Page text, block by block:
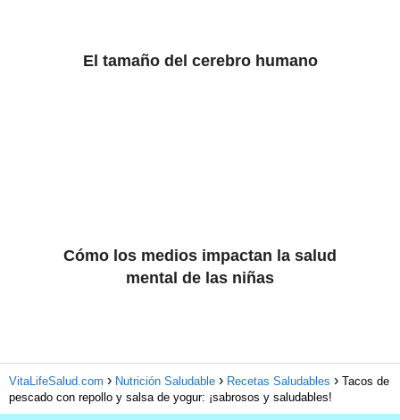
El tamaño del cerebro humano
Cómo los medios impactan la salud
mental de las niñas
VitaLifeSalud.com Nutrición Saludable Recetas Saludables
Tacos de
pescado con repollo y salsa de yogur: ¡sabrosos y saludables!